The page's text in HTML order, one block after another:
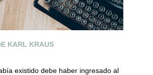
KARL KRAUS
existido debe haber ingresado al